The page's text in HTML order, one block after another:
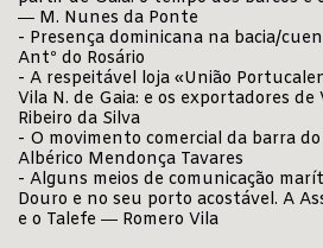
― M. Nunes da Ponte
- Presença dominicana na bacia/
Antº do Rosário
- A respeitável loja «União
Vila N. de Gaia: e os exportadores
Ribeiro da Silva
- O movimento comercial da barra
Albérico Mendonça Tavares
- Alguns meios de comunicação
Douro e no seu porto acostável. A
e o Talefe ― Romero Vila